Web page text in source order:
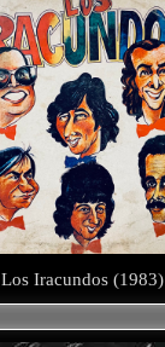
Los Iracundos (1983)